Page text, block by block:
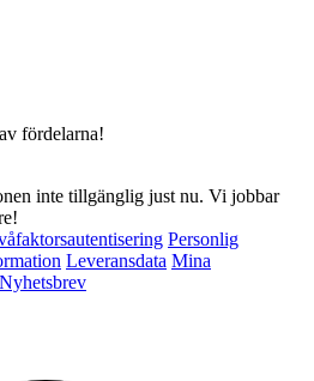
fördelarna!
inte tillgänglig just nu. Vi jobbar
Personlig
Leveransdata Mina
Nyhetsbrev